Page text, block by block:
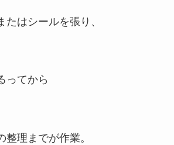
はシールを張り、
ってから
理までが作業。